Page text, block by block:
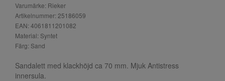
Varumärke: Rieker
Artikelnummer: 25186059
EAN: 4061811201082
Material: Syntet
Färg: Sand
Sandalett med klackhöjd ca 70 mm. Mjuk Antistress
innersula.